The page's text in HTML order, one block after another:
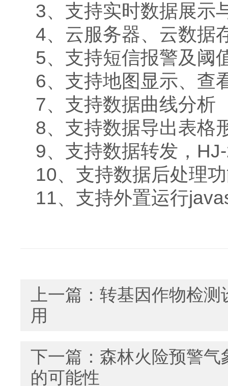
3、支持实时数据展示
4、云服务器、云数据
5、支持短信报警及阈
6、支持地图显示、查
7、支持数据曲线分析
8、支持数据导出表格
9、支持数据转发，
10、支持数据后处理
11、支持外置运行
上一篇： 转基因作物检
用
下一篇： 森林火险预警
的可能性